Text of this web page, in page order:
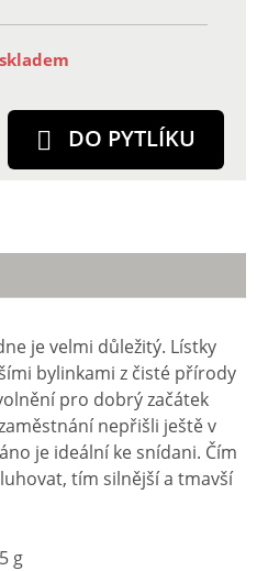
DO PYTLÍKU
je velmi důležitý. Lístky
bylinkami z čisté přírody
pro dobrý začátek
nepřišli ještě v
je ideální ke snídani. Čím
tím silnější a tmavší
g